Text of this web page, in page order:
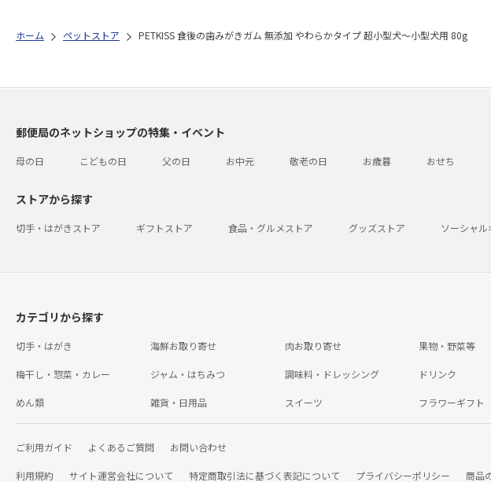
ホーム ペットストア PETKISS 食後の歯みがきガム 無添加 やわらかタイプ 超小型犬～小型犬用 80g
郵便局のネットショップの特集・イベント
母の日 こどもの日 父の日 お中元 敬老の日 お歳暮 おせち
ストアから探す
切手・はがきストア ギフトストア 食品・グルメストア グッズストア ソーシャ
カテゴリから探す
切手・はがき 海鮮お取り寄せ 肉お取り寄せ 果物・野菜等
梅干し・惣菜・カレー ジャム・はちみつ 調味料・ドレッシング ドリンク
めん類 雑貨・日用品 スイーツ フラワーギフト
ご利用ガイド よくあるご質問 お問い合わせ
利用規約 サイト運営会社について 特定商取引法に基づく表記について プライバシーポリシー 商品